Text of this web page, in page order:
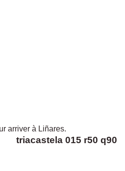
arriver à Liñares.